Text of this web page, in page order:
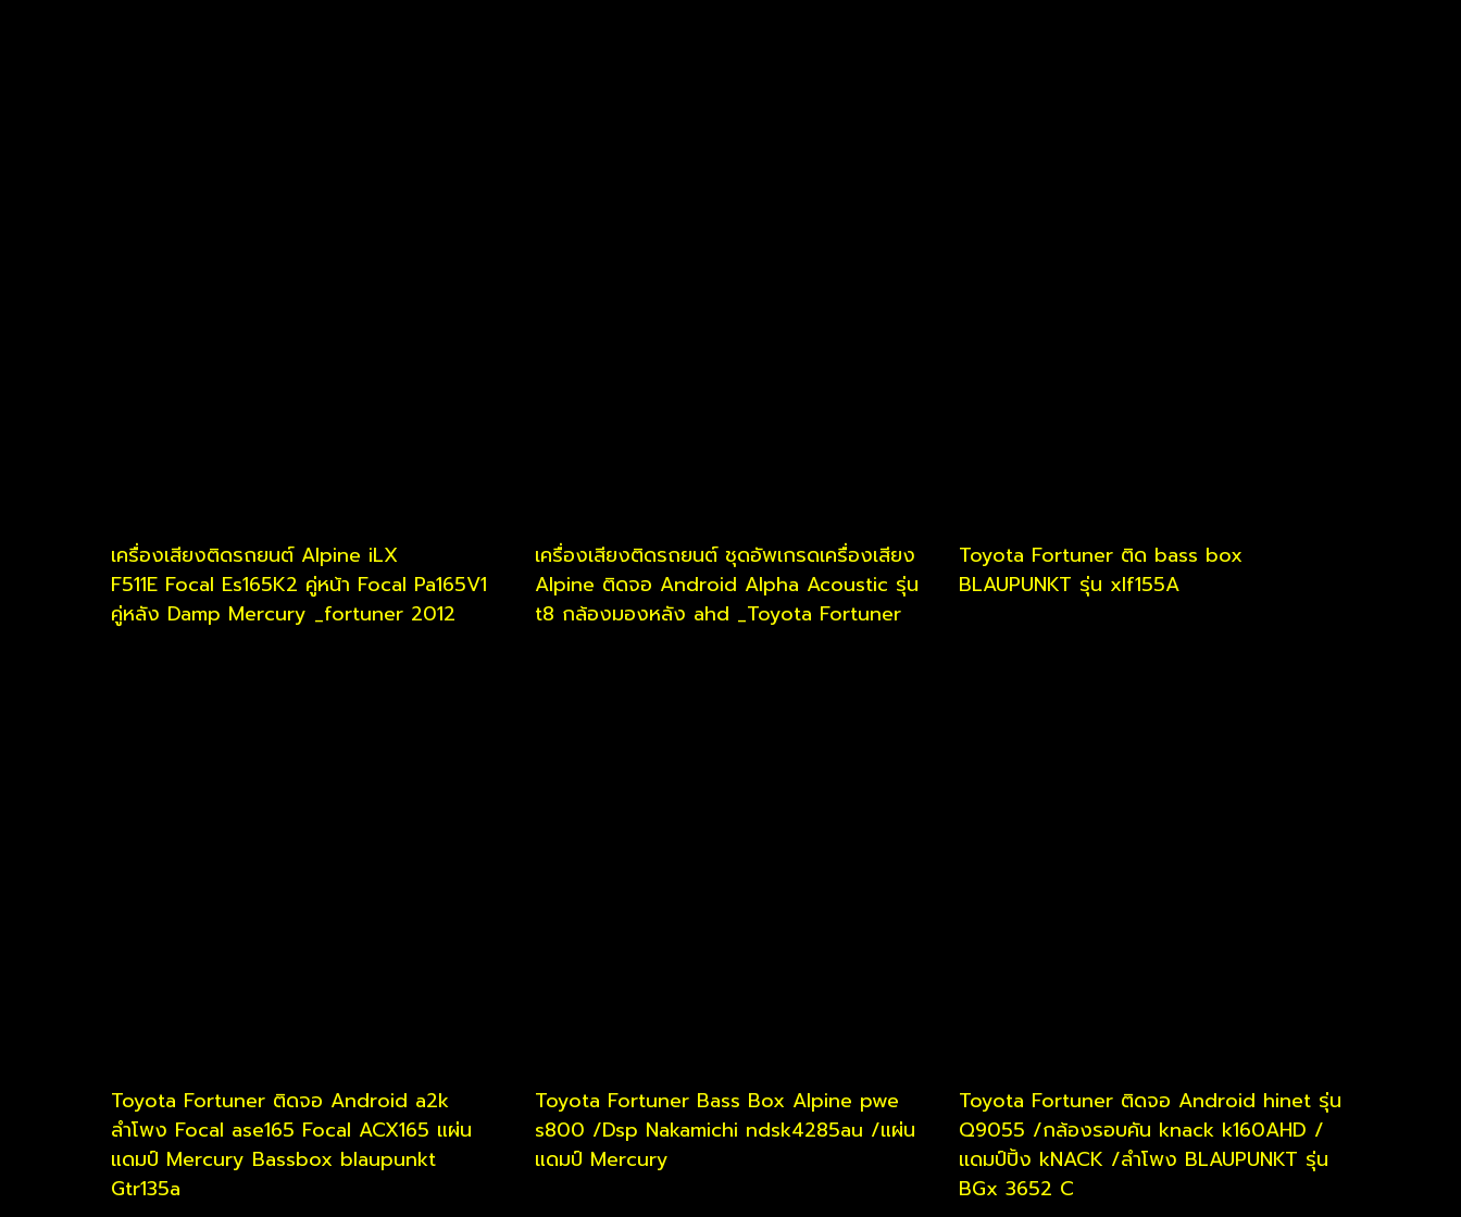
เครื่องเสียงติดรถยนต์ Alpine iLX
F511E Focal Es165K2 คู่หน้า Focal Pa165V1
คู่หลัง Damp Mercury _fortuner 2012
เครื่องเสียงติดรถยนต์ ชุดอัพเกรดเครื่องเสียง
Alpine ติดจอ Android Alpha Acoustic รุ่น
t8 กล้องมองหลัง ahd _Toyota Fortuner
Toyota Fortuner ติด bass box
BLAUPUNKT รุ่น xlf155A
Toyota Fortuner ติดจอ Android a2k
ลำโพง Focal ase165 Focal ACX165 แผ่น
แดมป์ Mercury Bassbox blaupunkt
Gtr135a
Toyota Fortuner Bass Box Alpine pwe
s800 /Dsp Nakamichi ndsk4285au /แผ่น
แดมป์ Mercury
Toyota Fortuner ติดจอ Android hinet รุ่น
Q9055 /กล้องรอบคัน knack k160AHD /
เเดมป์ปิ้ง kNACK /ลำโพง BLAUPUNKT รุ่น
BGx 3652 C